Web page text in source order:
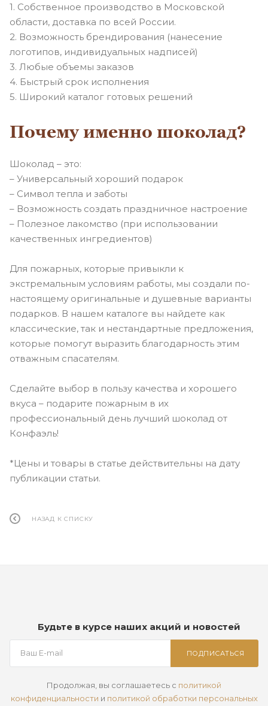
1. Собственное производство в Московской
области, доставка по всей России.
2. Возможность брендирования (нанесение
логотипов, индивидуальных надписей)
3. Любые объемы заказов
4. Быстрый срок исполнения
5. Широкий каталог готовых решений
Почему именно шоколад?
Шоколад – это:
– Универсальный хороший подарок
– Символ тепла и заботы
– Возможность создать праздничное настроение
– Полезное лакомство (при использовании
качественных ингредиентов)
Для пожарных, которые привыкли к
экстремальным условиям работы, мы создали по-
настоящему оригинальные и душевные варианты
подарков. В нашем каталоге вы найдете как
классические, так и нестандартные предложения,
которые помогут выразить благодарность этим
отважным спасателям.
Сделайте выбор в пользу качества и хорошего
вкуса – подарите пожарным в их
профессиональный день лучший шоколад от
Конфаэль!
*Цены и товары в статье действительны на дату
публикации статьи.
НАЗАД К СПИСКУ
Будьте в курсе наших акций и новостей
ПОДПИСАТЬСЯ
Продолжая, вы соглашаетесь с политикой
конфиденциальности и политикой обработки персональных